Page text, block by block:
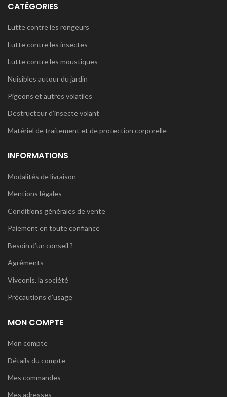
CATÉGORIES
Lutte contre les rongeurs
Lutte contre les insectes
Lutte contre les moustiques
Nuisibles autour du jardin
Pigeons et autres volatiles
Destructeur d’insecte volant
Matériel de traitement et de protection corporelle
INFORMATIONS
Modalités de livraison
Mentions légales
Conditions générales de vente
Paiement en toute confiance
Besoin d’un conseil ?
Agréments
Viveonis, la société
Précautions d’usage
MON COMPTE
Mon compte
Détails du compte
Mes commandes
Mes adresses